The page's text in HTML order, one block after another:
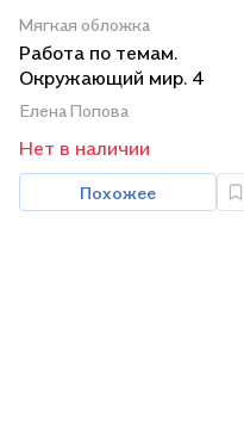
Мягкая обложка
Работа по темам.
Окружающий мир. 4
класс. Рабочая тетрадь
Елена Попова
Нет в наличии
Похожее